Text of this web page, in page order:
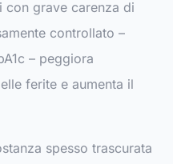
con grave carenza di
controllato –
– peggiora
ferite e aumenta il
spesso trascurata